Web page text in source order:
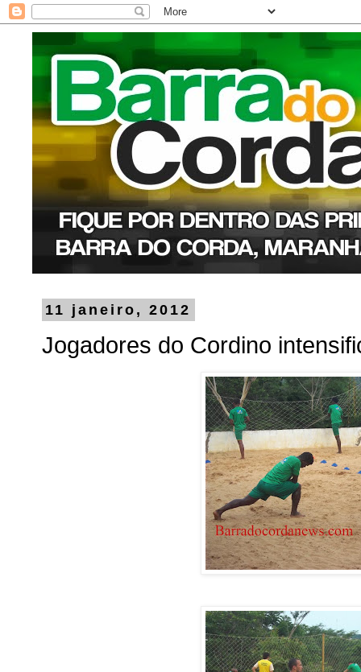
11 janeiro, 2012
Jogadores do Cordino